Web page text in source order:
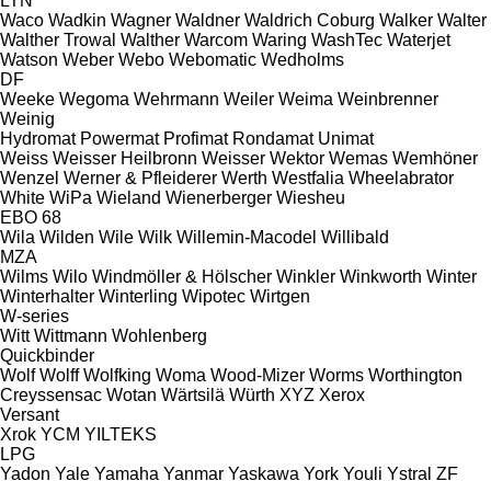
Waco Wadkin Wagner Waldner Waldrich Coburg Walker Walter
Walther Trowal Walther Warcom Waring WashTec Waterjet
Watson Weber Webo Webomatic Wedholms
DF
Weeke Wegoma Wehrmann Weiler Weima Weinbrenner
Weinig
Hydromat Powermat Profimat Rondamat Unimat
Weiss Weisser Heilbronn Weisser Wektor Wemas Wemhöner
Wenzel Werner & Pfleiderer Werth Westfalia Wheelabrator
White WiPa Wieland Wienerberger Wiesheu
EBO 68
Wila Wilden Wile Wilk Willemin-Macodel Willibald
MZA
Wilms Wilo Windmöller & Hölscher Winkler Winkworth Winter
Winterhalter Winterling Wipotec Wirtgen
W-series
Witt Wittmann Wohlenberg
Quickbinder
Wolf Wolff Wolfking Woma Wood-Mizer Worms Worthington
Creyssensac Wotan Wärtsilä Würth XYZ Xerox
Versant
Xrok YCM YILTEKS
LPG
Yadon Yale Yamaha Yanmar Yaskawa York Youli Ystral ZF